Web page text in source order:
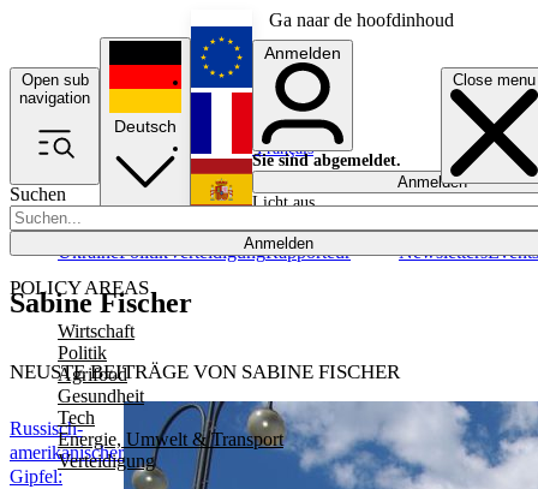
Ga naar de hoofdinhoud
Open sub
navigation
Close menu
Suchen
Anmelden
POLICY AREAS
Wirtschaft
Politik
Agrifood
Gesundheit
Tech
Energie, Umwelt & Transport
Verteidigung
UkrainePolitikVerteidigungRapporteur NewslettersEvents
Deutsch
English
Français
Anmelden
Sie sind abgemeldet.
Anmelden
Licht aus
Sabine Fischer
NEUSTE BEITRÄGE VON SABINE FISCHER
Russisch-
amerikanischer
Gipfel: